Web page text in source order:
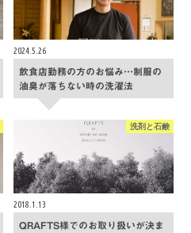
2024.5.26
飲食店勤務の方のお悩み…制服の
油臭が落ちない時の洗濯法
洗剤と石鹸
2018.1.13
QRAFTS様でのお取り扱いが決ま